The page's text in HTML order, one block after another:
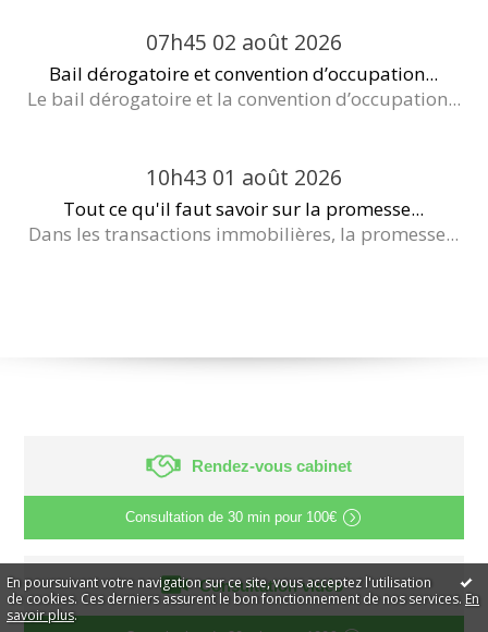
En poursuivant votre navigation sur ce site, vous acceptez l'utilisation
de cookies. Ces derniers assurent le bon fonctionnement de nos services. En
savoir plus.
07h45 02 août 2026
Bail dérogatoire et convention d’occupation...
Le bail dérogatoire et la convention d’occupation...
10h43 01 août 2026
Tout ce qu'il faut savoir sur la promesse...
Dans les transactions immobilières, la promesse...
Rendez-vous cabinet
Consultation de 30 min pour 100€
Consultation vidéo